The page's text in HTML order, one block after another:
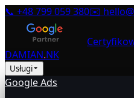
📞 +48 799 059 380✉️
DAMIAN.NK
Usługi
Google Ads